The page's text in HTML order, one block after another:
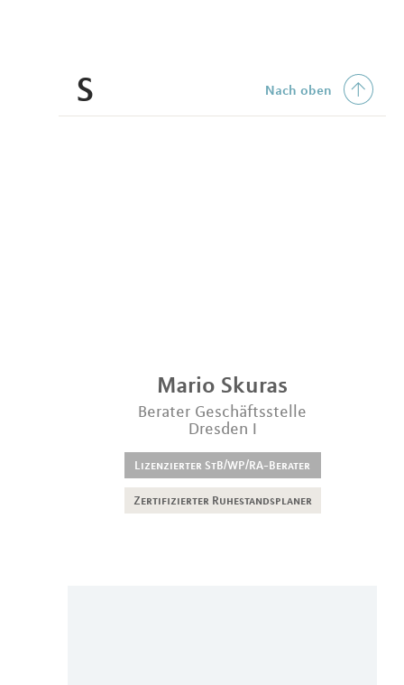
S
Mario Skuras
Berater Geschäftsstelle
Dresden I
Lizenzierter StB/WP/RA-Berater
Zertifizierter Ruhestandsplaner
Nach oben